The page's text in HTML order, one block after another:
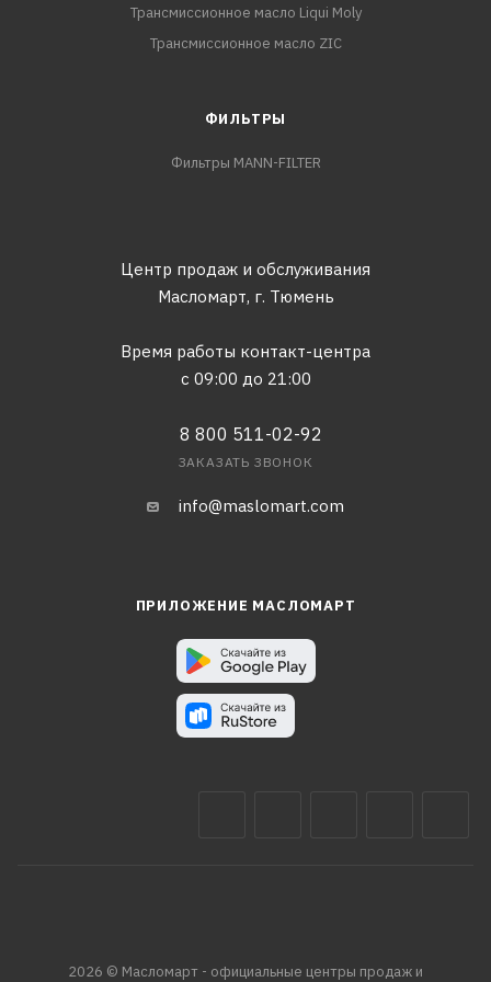
Трансмиссионное масло Liqui Moly
Трансмиссионное масло ZIC
ФИЛЬТРЫ
Фильтры MANN-FILTER
Центр продаж и обслуживания
Масломарт, г. Тюмень
Время работы контакт-центра
с 09:00 до 21:00
8 800 511-02-92
ЗАКАЗАТЬ ЗВОНОК
info@maslomart.com
ПРИЛОЖЕНИЕ МАСЛОМАРТ
2026 © Масломарт - официальные центры продаж и